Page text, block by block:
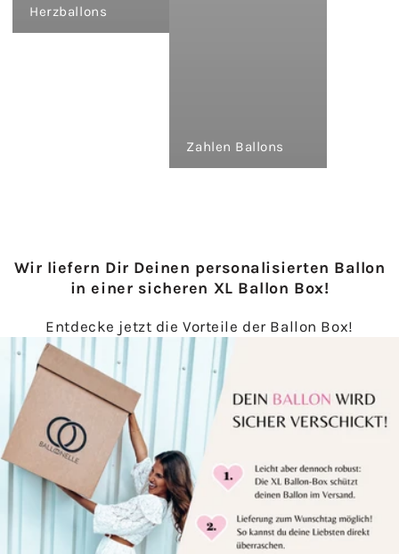
Herzballons
Zahlen Ballons
Wir liefern Dir Deinen personalisierten Ballon
in einer sicheren XL Ballon Box!
Entdecke jetzt die Vorteile der Ballon Box!